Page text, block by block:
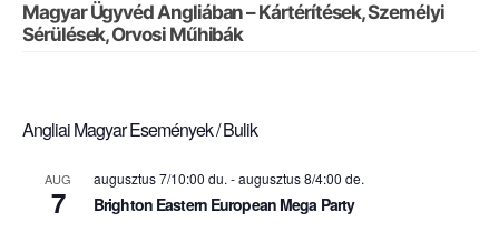
Magyar Ügyvéd Angliában – Kártérítések, Személyi
Sérülések, Orvosi Műhibák
Angliai Magyar Események / Bulik
AUG
7
augusztus 7/10:00 du. -augusztus 8/4:00 de.
Brighton Eastern European Mega Party